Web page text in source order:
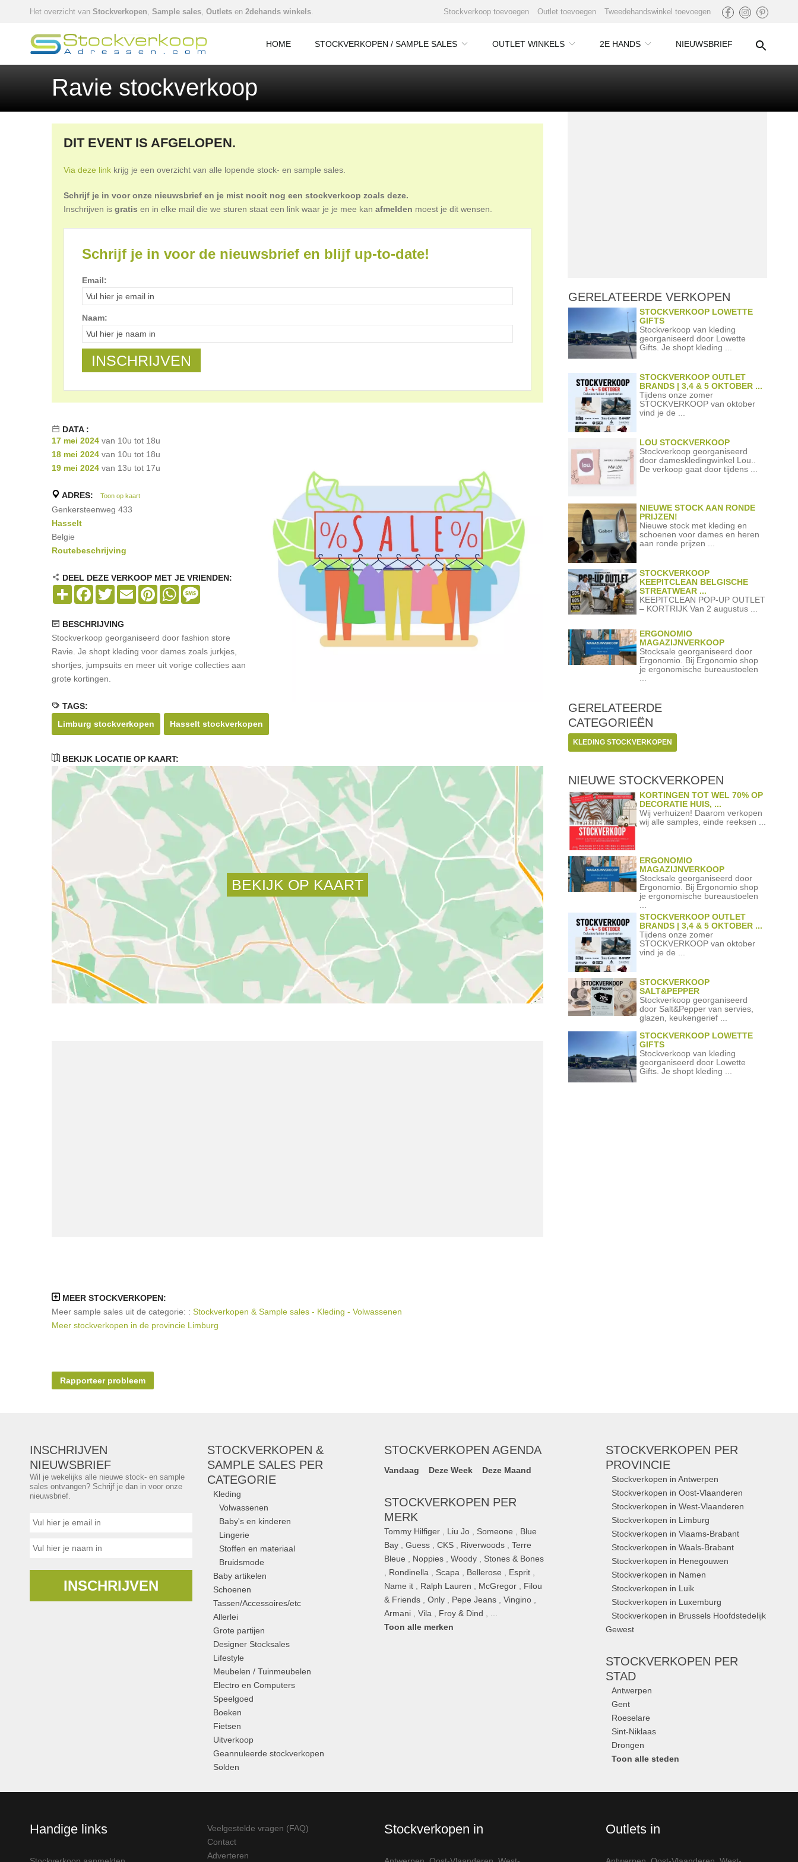
Het overzicht van Stockverkopen, Sample sales, Outlets en 2dehands winkels. Stockverkoop toevoegen Outlet toevoegen Tweedehandswinkel toevoegen
HOME STOCKVERKOPEN / SAMPLE SALES OUTLET WINKELS 2E HANDS NIEUWSBRIEF
Ravie stockverkoop
DIT EVENT IS AFGELOPEN.
Via deze link krijg je een overzicht van alle lopende stock- en sample sales.
Schrijf je in voor onze nieuwsbrief en je mist nooit nog een stockverkoop zoals deze.
Inschrijven is gratis en in elke mail die we sturen staat een link waar je je mee kan afmelden moest je dit wensen.
Schrijf je in voor de nieuwsbrief en blijf up-to-date!
Email:
Naam:
DATA :
17 mei 2024 van 10u tot 18u
18 mei 2024 van 10u tot 18u
19 mei 2024 van 13u tot 17u
ADRES: Toon op kaart
Genkersteenweg 433
Hasselt
Belgie
Routebeschrijving
DEEL DEZE VERKOOP MET JE VRIENDEN:
Share Facebook
TwitterEmail PinterestWhatsApp
BESCHRIJVING
Stockverkoop georganiseerd door fashion store
Ravie. Je shopt kleding voor dames zoals jurkjes,
shortjes, jumpsuits en meer uit vorige collecties aan
grote kortingen.
TAGS:
Limburg stockverkopen
Hasselt stockverkopen
BEKIJK LOCATIE OP KAART:
MEER STOCKVERKOPEN:
Meer sample sales uit de categorie: : Stockverkopen & Sample sales - Kleding - Volwassenen
Meer stockverkopen in de provincie Limburg
Rapporteer probleem
GERELATEERDE VERKOPEN
STOCKVERKOOP LOWETTE
GIFTS
Stockverkoop van kleding
georganiseerd door Lowette
Gifts. Je shopt kleding ...
STOCKVERKOOP OUTLET
BRANDS | 3,4 & 5 OKTOBER ...
Tijdens onze zomer
STOCKVERKOOP van oktober
vind je de ...
LOU STOCKVERKOOP
Stockverkoop georganiseerd
door dameskledingwinkel Lou..
De verkoop gaat door tijdens ...
NIEUWE STOCK AAN RONDE
PRIJZEN!
Nieuwe stock met kleding en
schoenen voor dames en heren
aan ronde prijzen ...
STOCKVERKOOP
KEEPITCLEAN BELGISCHE
STREATWEAR ...
KEEPITCLEAN POP-UP OUTLET
– KORTRIJK Van 2 augustus ...
ERGONOMIO
MAGAZIJNVERKOOP
Stocksale georganiseerd door
Ergonomio. Bij Ergonomio shop
je ergonomische bureaustoelen
GERELATEERDE
CATEGORIEËN
KLEDING STOCKVERKOPEN
NIEUWE STOCKVERKOPEN
KORTINGEN TOT WEL 70% OP
DECORATIE HUIS, ...
Wij verhuizen! Daarom verkopen
wij alle samples, einde reeksen ...
ERGONOMIO
MAGAZIJNVERKOOP
Stocksale georganiseerd door
Ergonomio. Bij Ergonomio shop
je ergonomische bureaustoelen
STOCKVERKOOP OUTLET
BRANDS | 3,4 & 5 OKTOBER ...
Tijdens onze zomer
STOCKVERKOOP van oktober
vind je de ...
STOCKVERKOOP
SALT&PEPPER
Stockverkoop georganiseerd
door Salt&Pepper van servies,
glazen, keukengerief ...
STOCKVERKOOP LOWETTE
GIFTS
Stockverkoop van kleding
georganiseerd door Lowette
Gifts. Je shopt kleding ...
INSCHRIJVEN
NIEUWSBRIEF
Wil je wekelijks alle nieuwe stock- en sample
sales ontvangen? Schrijf je dan in voor onze
nieuwsbrief.
INSCHRIJVEN
STOCKVERKOPEN &
SAMPLE SALES PER
CATEGORIE
Kleding
Volwassenen
Baby's en kinderen
Lingerie
Stoffen en materiaal
Bruidsmode
Baby artikelen
Schoenen
Tassen/Accessoires/etc
Allerlei
Grote partijen
Designer Stocksales
Lifestyle
Meubelen / Tuinmeubelen
Electro en Computers
Speelgoed
Boeken
Fietsen
Uitverkoop
Geannuleerde stockverkopen
Solden
STOCKVERKOPEN AGENDA
Vandaag Deze Week Deze Maand
STOCKVERKOPEN PER
MERK
Tommy Hilfiger Liu Jo Someone
Blue
Bay ,Guess ,CKS Riverwoods ,Terre
Bleue
Noppies ,Woody
Stones & Bones
Rondinella Scapa Bellerose Esprit
Name it
Ralph Lauren McGregor
Filou
& Friends ,Only Pepe Jeans ,Vingino
Armani ,Vila Froy & Dind
Toon alle merken
STOCKVERKOPEN PER
PROVINCIE
Stockverkopen in Antwerpen
Stockverkopen in Oost-Vlaanderen
Stockverkopen in West-Vlaanderen
Stockverkopen in Limburg
Stockverkopen in Vlaams-Brabant
Stockverkopen in Waals-Brabant
Stockverkopen in Henegouwen
Stockverkopen in Namen
Stockverkopen in Luik
Stockverkopen in Luxemburg
Stockverkopen in Brussels Hoofdstedelijk
Gewest
STOCKVERKOPEN PER
STAD
Antwerpen
Gent
Roeselare
Sint-Niklaas
Drongen
Toon alle steden
Handige links
Veelgestelde vragen (FAQ)
Contact
Adverteren
Stockverkopen in Outlets in